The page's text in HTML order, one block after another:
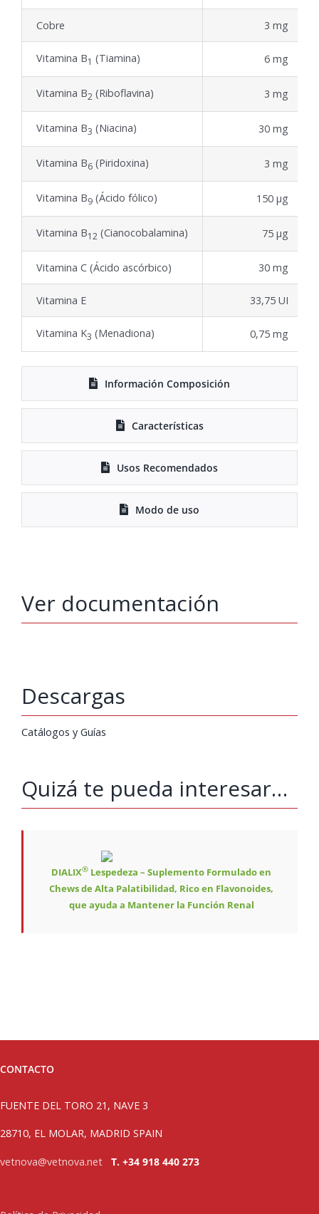
Cobre 3 mg
Vitamina B1 (Tiamina) 6 mg
Vitamina B2 (Riboflavina) 3 mg
Vitamina B3 (Niacina) 30 mg
Vitamina B6 (Piridoxina) 3 mg
Vitamina B9 (Ácido fólico) 150 μg
Vitamina B12 (Cianocobalamina) 75 μg
Vitamina C (Ácido ascórbico) 30 mg
Vitamina E 33,75 UI
Vitamina K3 (Menadiona) 0,75 mg
Información Composición
Características
Usos Recomendados
Modo de uso
Ver documentación
Descargas
Catálogos y Guías
Quizá te pueda interesar…
DIALIX® Lespedeza – Suplemento Formulado en
Chews de Alta Palatibilidad, Rico en Flavonoides,
que ayuda a Mantener la Función Renal
CONTACTO
FUENTE DEL TORO 21, NAVE 3
28710, EL MOLAR, MADRID SPAIN
vetnova@vetnova.net T. +34 918 440 273